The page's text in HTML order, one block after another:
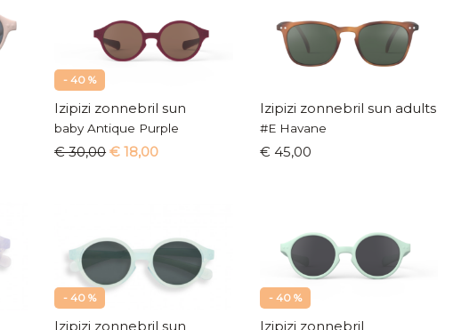
- 40 %
Izipizi zonnebril sun
baby Antique Purple
€ 30,00 € 18,00
Izipizi zonnebril sun adults
#E Havane
€ 45,00
- 40 %
Izipizi zonnebril sun
- 40 %
Izipizi zonnebril